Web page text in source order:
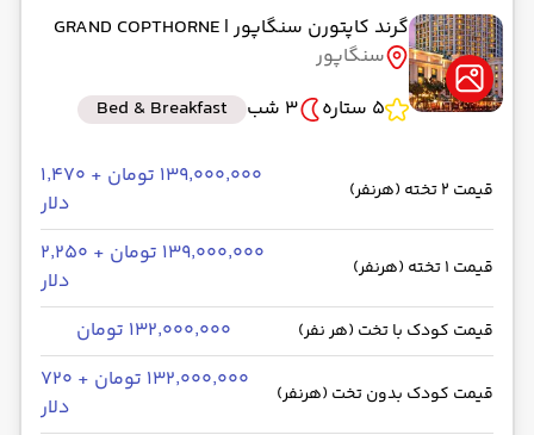
گرند کاپتورن سنگاپور| GRAND COPTHORNE
سنگاپور
5 ستاره
3 شب Bed & Breakfast
قیمت 2 تخته (هرنفر)
۱۳۹٬۰۰۰٬۰۰۰ تومان + ۱٬۴۷۰
دلار
قیمت 1 تخته (هرنفر)
۱۳۹٬۰۰۰٬۰۰۰ تومان + ۲٬۲۵۰
دلار
قیمت کودک با تخت (هر نفر) ۱۳۲٬۰۰۰٬۰۰۰ تومان
قیمت کودک بدون تخت (هرنفر)
۱۳۲٬۰۰۰٬۰۰۰ تومان + ۷۲۰
دلار